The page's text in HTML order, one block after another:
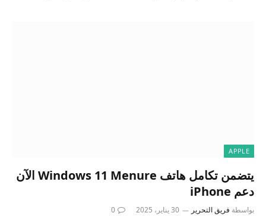
APPLE
يتضمن تكامل هاتف Windows 11 Menure الآن
دعم iPhone
بواسطة فريق التحرير 30 يناير، 2025 0